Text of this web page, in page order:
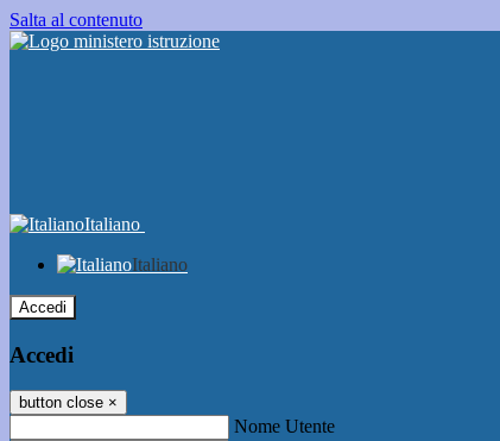
Salta al contenuto
Italiano
Italiano
Accedi
Accedi
button close ×
Nome Utente